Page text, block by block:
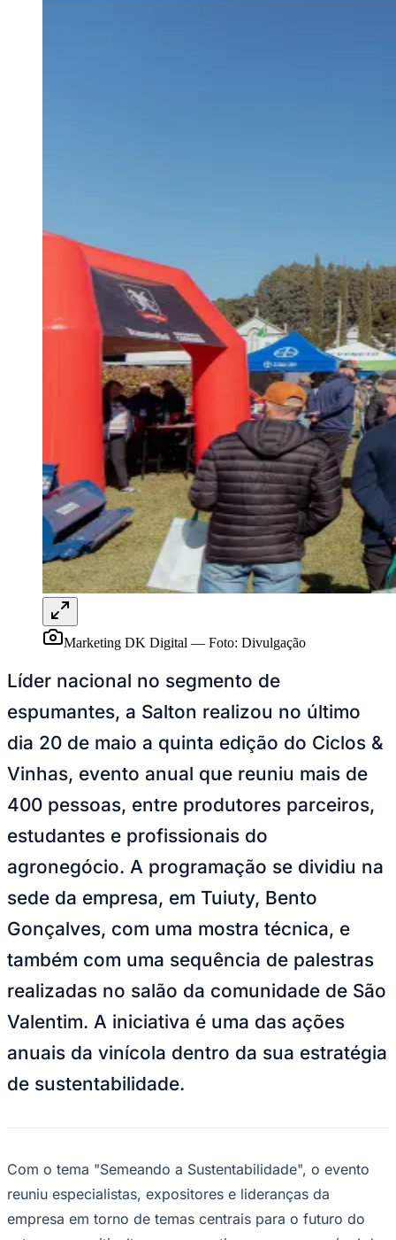
Goiás
Líder nacional no segmento de
espumantes, a Salton realizou no último
dia 20 de maio a quinta edição do Ciclos &
Vinhas, evento anual que reuniu mais de
400 pessoas, entre produtores parceiros,
estudantes e profissionais do
agronegócio. A programação se dividiu na
sede da empresa, em Tuiuty, Bento
Gonçalves, com uma mostra técnica, e
também com uma sequência de palestras
Valentim. A iniciativa é uma das ações
anuais da vinícola dentro da sua estratégia
Com o tema "Semeando a Sustentabilidade", o evento
reuniu especialistas, expositores e lideranças da
empresa em torno de temas centrais para o futuro do